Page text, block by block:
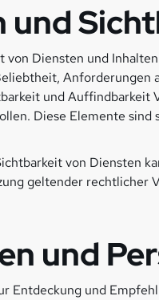
und
von Diensten und
Anforderungen
und
Diese Elemente sind
von Diensten
geltender rechtlicher
und
Entdeckung und